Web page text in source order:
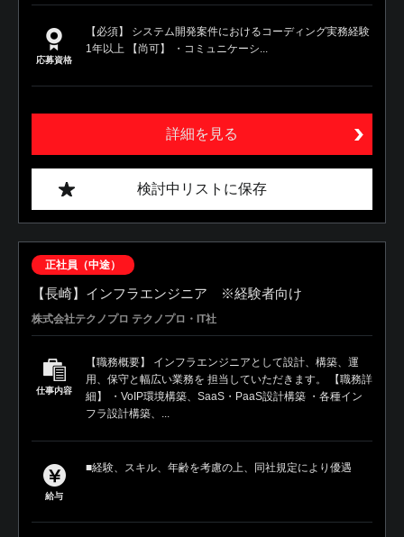
応募資格
【必須】 システム開発案件におけるコーディング実務経験
1年以上 【尚可】 ・コミュニケーシ...
詳細を見る
検討中リストに保存
正社員（中途）
【長崎】インフラエンジニア ※経験者向け
株式会社テクノプロ テクノプロ・IT社
仕事内容
【職務概要】 インフラエンジニアとして設計、構築、運
用、保守と幅広い業務を 担当していただきます。 【職務詳
細】 ・VoIP環境構築、SaaS・PaaS設計構築 ・各種イン
フラ設計構築、...
給与
■経験、スキル、年齢を考慮の上、同社規定により優遇